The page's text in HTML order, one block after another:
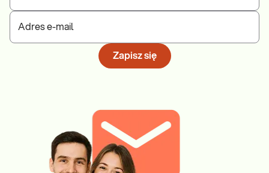
Adres e-mail
Zapisz się